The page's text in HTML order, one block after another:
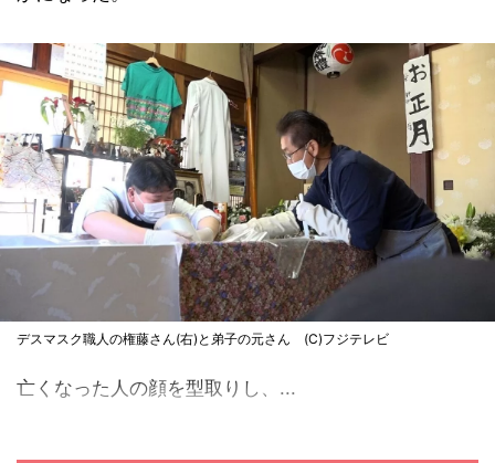
デスマスク職人の権藤さん(右)と弟子の元さん (C)フジテレビ
亡くなった人の顔を型取りし、...